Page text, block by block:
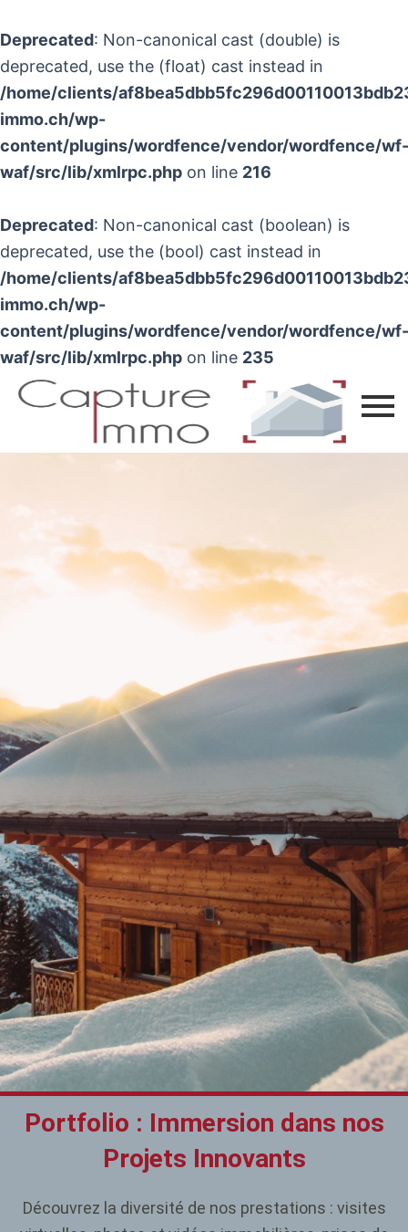
Deprecated: Non-canonical cast (double) is
deprecated, use the (float) cast instead in
/home/clients/
immo.ch/wp-
content/plugins/wordfence/vendor/wordfence/wf-
waf/src/lib/xmlrpc.php on line 216
Deprecated: Non-canonical cast (boolean) is
deprecated, use the (bool) cast instead in
/home/clients/
immo.ch/wp-
content/plugins/wordfence/vendor/wordfence/wf-
waf/src/lib/xmlrpc.php on line 235
au
contenu
Portfolio : Immersion dans nos
Projets Innovants
Découvrez la diversité de nos prestations : visites